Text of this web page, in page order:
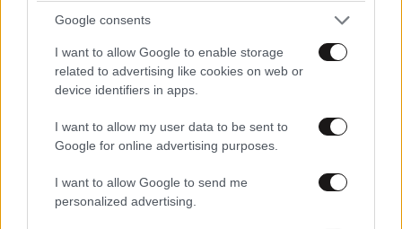
Google consents
I want to allow Google to enable storage
related to advertising like cookies on web or
device identifiers in apps.
I want to allow my user data to be sent to
Google for online advertising purposes.
I want to allow Google to send me
personalized advertising.
του οικονομικού προγράμματος της «ΕΛ.Α.Σ.»